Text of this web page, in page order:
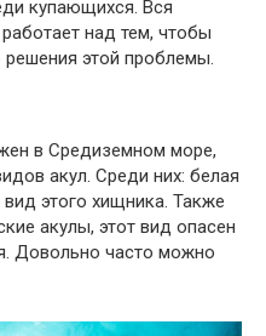
купающихся. Вся
над тем, чтобы
этой проблемы.
в Средиземном море,
акул. Среди них: белая
этого хищника. Также
акулы, этот вид опасен
Довольно часто можно